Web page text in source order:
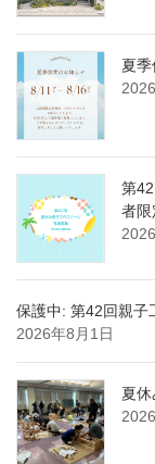
夏
第
者限
保護中: 第42回親子
2026年8月1日
夏